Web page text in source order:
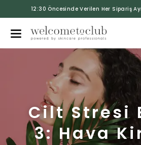
12:30 Öncesinde Verilen Her Sipariş
Cilt Stresi
3: Hava